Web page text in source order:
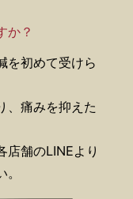
か？
を初めて受けら
、痛みを抑えた
店舗のLINEより